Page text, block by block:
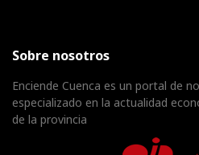
Sobre nosotros
Enciende Cuenca es un portal de
especializado en la actualidad
de la provincia